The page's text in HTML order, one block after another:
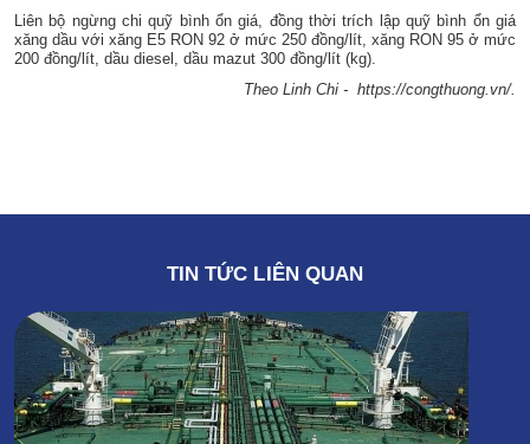
Liên bộ ngừng chi quỹ bình ổn giá, đồng thời trích lập quỹ bình ổn giá
xăng dầu với xăng E5 RON 92 ở mức 250 đồng/lít, xăng RON 95 ở mức
200 đồng/lít, dầu diesel, dầu mazut 300 đồng/lít (kg).
Theo Linh Chi - https://congthuong.vn/.
TIN TỨC LIÊN QUAN